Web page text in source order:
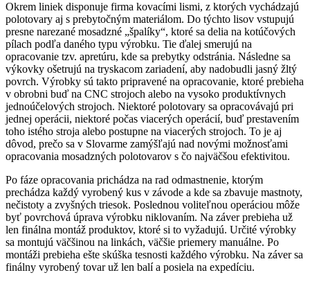
Okrem liniek disponuje firma kovacími lismi, z ktorých vychádzajú
polotovary aj s prebytočným materiálom. Do týchto lisov vstupujú
presne narezané mosadzné „špalíky“, ktoré sa delia na kotúčových
pílach podľa daného typu výrobku. Tie ďalej smerujú na
opracovanie tzv. apretúru, kde sa prebytky odstránia. Následne sa
výkovky ošetrujú na tryskacom zariadení, aby nadobudli jasný žltý
povrch. Výrobky sú takto pripravené na opracovanie, ktoré prebieha
v obrobni buď na CNC strojoch alebo na vysoko produktívnych
jednoúčelových strojoch. Niektoré polotovary sa opracovávajú pri
jednej operácii, niektoré počas viacerých operácií, buď prestavením
toho istého stroja alebo postupne na viacerých strojoch. To je aj
dôvod, prečo sa v Slovarme zamýšľajú nad novými možnosťami
opracovania mosadzných polotovarov s čo najväčšou efektivitou.
Po fáze opracovania prichádza na rad odmastnenie, ktorým
prechádza každý vyrobený kus v závode a kde sa zbavuje mastnoty,
nečistoty a zvyšných triesok. Poslednou voliteľnou operáciou môže
byť povrchová úprava výrobku niklovaním. Na záver prebieha už
len finálna montáž produktov, ktoré si to vyžadujú. Určité výrobky
sa montujú väčšinou na linkách, väčšie priemery manuálne. Po
montáži prebieha ešte skúška tesnosti každého výrobku. Na záver sa
finálny vyrobený tovar už len balí a posiela na expedíciu.